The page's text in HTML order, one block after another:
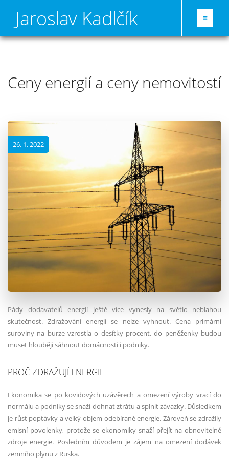
Jaroslav Kadlčík
Ceny energií a ceny nemovitostí
26. 1. 2022
Pády dodavatelů energií ještě více vynesly na světlo neblahou
skutečnost. Zdražování energií se nelze vyhnout. Cena primární
suroviny na burze vzrostla o desítky procent, do peněženky budou
muset hlouběji sáhnout domácnosti i podniky.
PROČ ZDRAŽUJÍ ENERGIE
Ekonomika se po kovidových uzávěrech a omezení výroby vrací do
normálu a podniky se snaží dohnat ztrátu a splnit závazky. Důsledkem
je růst poptávky a velký objem odebírané energie. Zároveň se zdražily
emisní povolenky, protože se ekonomiky snaží přejít na obnovitelné
zdroje energie. Posledním důvodem je zájem na omezení dodávek
zemního plynu z Ruska.